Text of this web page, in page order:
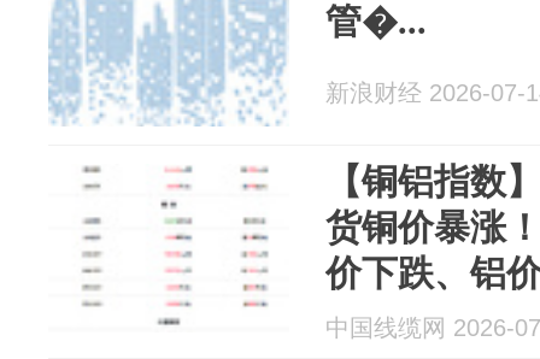
管�...
新浪财经 2026-07-
【铜铝指数
货铜价暴涨
价下跌、铝
中国线缆网 2026-